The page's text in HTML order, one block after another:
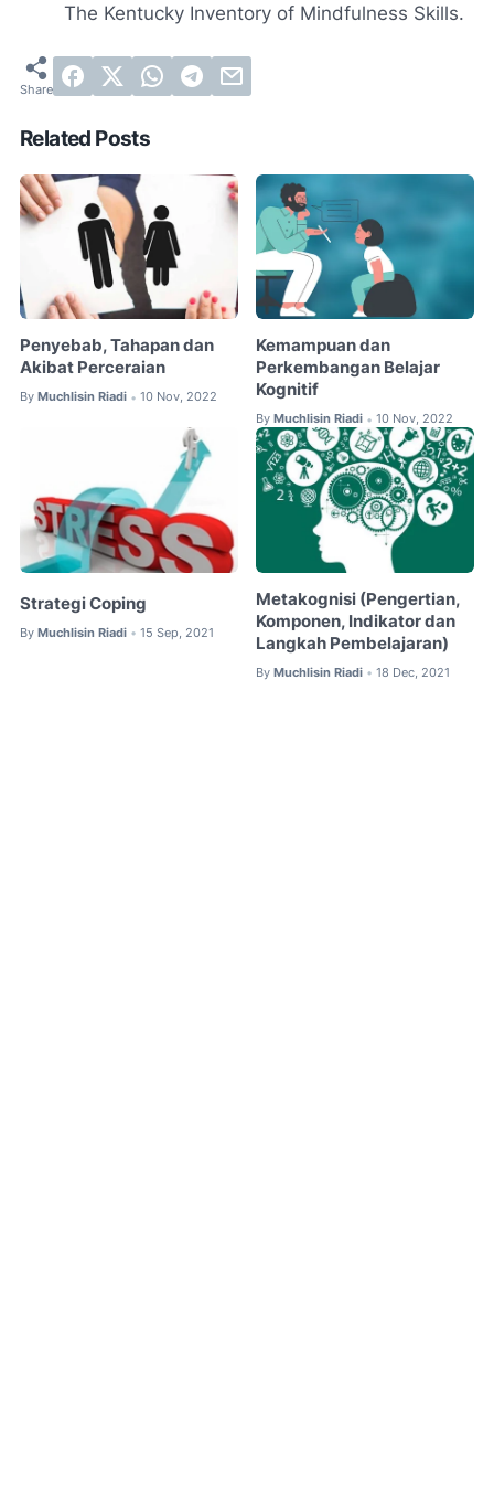
The Kentucky Inventory of Mindfulness Skills.
Related Posts
Penyebab, Tahapan dan
Akibat Perceraian
By Muchlisin Riadi • 10 Nov, 2022
Kemampuan dan
Perkembangan Belajar
Kognitif
By Muchlisin Riadi • 10 Nov, 2022
Strategi Coping
By Muchlisin Riadi • 15 Sep, 2021
Metakognisi (Pengertian,
Komponen, Indikator dan
Langkah Pembelajaran)
By Muchlisin Riadi • 18 Dec, 2021